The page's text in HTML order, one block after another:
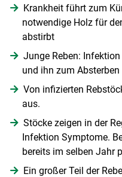
Krankheit führt zum
notwendige Holz für
abstirbt
Junge Reben:
und ihn zum Absterben
Von infizierten
aus.
Stöcke zeigen in der
Infektion Symptome.
bereits im selben Jahr
Ein großer Teil der